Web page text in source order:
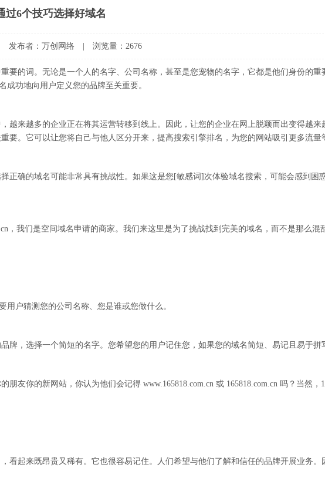
过6个技巧选择好域名
发布者：万创网络 | 浏览量：2676
的词。无论是一个人的名字、公司名称，甚至是您宠物的名字，它都是他们身份的重
成功地向用户定义您的品牌至关重要。
来越多的企业正在将其运营转移到线上。因此，让您的企业在网上脱颖而出变得越来
要。它可以让您将自己与他人区分开来，提高搜索引擎排名，为您的网站吸引更多流量
确的域名可能非常具有挑战性。如果这是您[敏感词]次体验域名搜索，可能会感到困
我们是空间域名申请的商家。我们来这里是为了挑战找到完美的域名，而不是那么混
户猜测您的公司名称、您是谁或您做什么。
，选择一个简短的名字。您希望您的用户记住您，如果您的域名简短、易记且易于拼
友你的新网站，你认为他们会记得 www.165818.com.cn 或 165818.com.cn 吗？当然，
起来既昂贵又稀有。它也很容易记住。人们希望与他们了解和信任的品牌开展业务。